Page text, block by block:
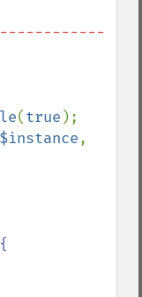
(true
$instance,